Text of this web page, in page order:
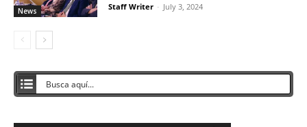
News Staff Writer - July 3, 2024